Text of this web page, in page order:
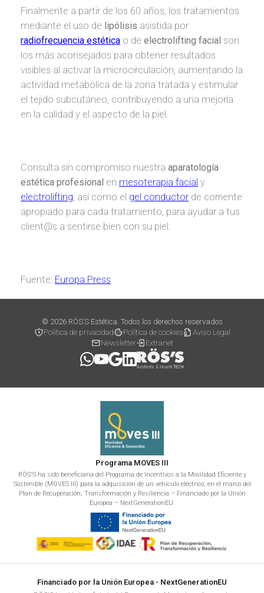
Finalmente a partir de los 60 años, los tratamientos
mediante el uso de lipólisis asistida por
radiofrecuencia estética o de electrolifting facial son
los más aconsejados para obtener resultados
visibles al activar la microcirculación, aumentando la
actividad metabólica de la zona tratada y estimular
el tejido subcutáneo, contribuyendo a una mejoría
en la calidad y el aspecto de la piel.
Consulta sin compromiso nuestra aparatología
estética profesional en mesoterapia facial y
electrolifting, así como el gel conductor de corriente
apropiado para cada tratamiento, para ayudar a tus
client@s a sentirse bien con su piel.
Fuente: Europa Press
© 2026 RÖS’S Estética. Todos los derechos reservados
Política de privacidad
Política de cookies
Aviso Legal
Newsletter
Extranet
Programa MOVES III
RÖS'S ha sido beneficiaria del Programa de Incentivos a la Movilidad Eficiente y
Sostenible (MOVES III) para la adquisición de un vehículo eléctrico, en el marco del
Plan de Recuperación, Transformación y Resiliencia – Financiado por la Unión
Europea – NextGenerationEU.
Financiado por la Unión Europea - NextGenerationEU